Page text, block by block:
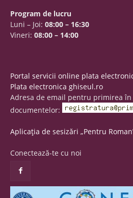
Program de lucru
Luni – Joi: 08:00 – 16:30
Vineri: 08:00 – 14:00
Portal servicii online plata
Plata electronica ghiseul.ro
Adresa de email pentru primirea
documentelor:
Aplicația de sesizări „Pentru
Conectează-te cu noi